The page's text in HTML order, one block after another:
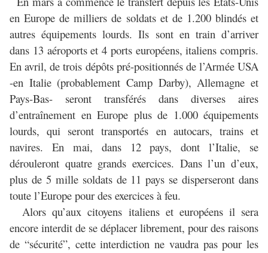
en Europe de milliers de soldats et de 1.200 blindés et
autres équipements lourds. Ils sont en train d’arriver
dans 13 aéroports et 4 ports européens, italiens compris.
En avril, de trois dépôts pré-positionnés de l’Armée USA
-en Italie (probablement Camp Darby), Allemagne et
Pays-Bas- seront transférés dans diverses aires
d’entraînement en Europe plus de 1.000 équipements
lourds, qui seront transportés en autocars, trains et
navires. En mai, dans 12 pays, dont l’Italie, se
dérouleront quatre grands exercices. Dans l’un d’eux,
plus de 5 mille soldats de 11 pays se disperseront dans
toute l’Europe pour des exercices à feu.
Alors qu’aux citoyens italiens et européens il sera
encore interdit de se déplacer librement, pour des raisons
de “sécurité”, cette interdiction ne vaudra pas pour les